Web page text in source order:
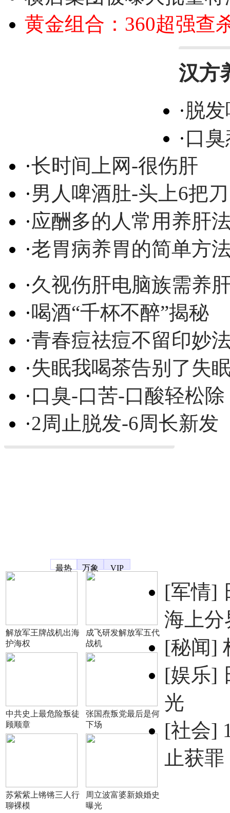
黄金组合：360超强查
汉方
·脱
·口
·长时间上网-很伤肝
·男人啤酒肚-头上6把刀
·应酬多的人常用养肝
·老胃病养胃的简单方
·久视伤肝电脑族需养
·喝酒“千杯不醉”揭秘
·青春痘祛痘不留印妙
·失眠我喝茶告别了失
·口臭-口苦-口酸轻松除
·2周止脱发-6周长新发
最热
万象 VIP
解放军王牌战机出海
护海权
成飞研发解放军五代
战机
中共史上最危险叛徒
顾顺章
张国焘叛党最后是何
下场
苏紫紫上锵锵三人行
聊裸模
周立波富婆新娘婚史
曝光
[军情]
海上分
[秘闻]
[娱乐]
光
[社会]
止获罪